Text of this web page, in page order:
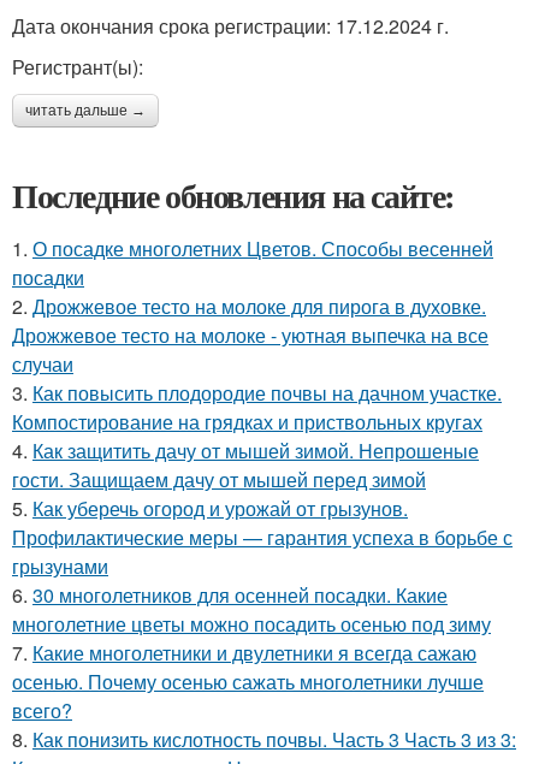
Дата окончания срока регистрации: 17.12.2024 г.
Регистрант(ы):
читать дальше →
Последние обновления на сайте:
1. О посадке многолетних Цветов. Способы весенней
посадки
2. Дрожжевое тесто на молоке для пирога в духовке.
Дрожжевое тесто на молоке - уютная выпечка на все
случаи
3. Как повысить плодородие почвы на дачном участке.
Компостирование на грядках и приствольных кругах
4. Как защитить дачу от мышей зимой. Непрошеные
гости. Защищаем дачу от мышей перед зимой
5. Как уберечь огород и урожай от грызунов.
Профилактические меры — гарантия успеха в борьбе с
грызунами
6. 30 многолетников для осенней посадки. Какие
многолетние цветы можно посадить осенью под зиму
7. Какие многолетники и двулетники я всегда сажаю
осенью. Почему осенью сажать многолетники лучше
всего?
8. Как понизить кислотность почвы. Часть 3 Часть 3 из 3: